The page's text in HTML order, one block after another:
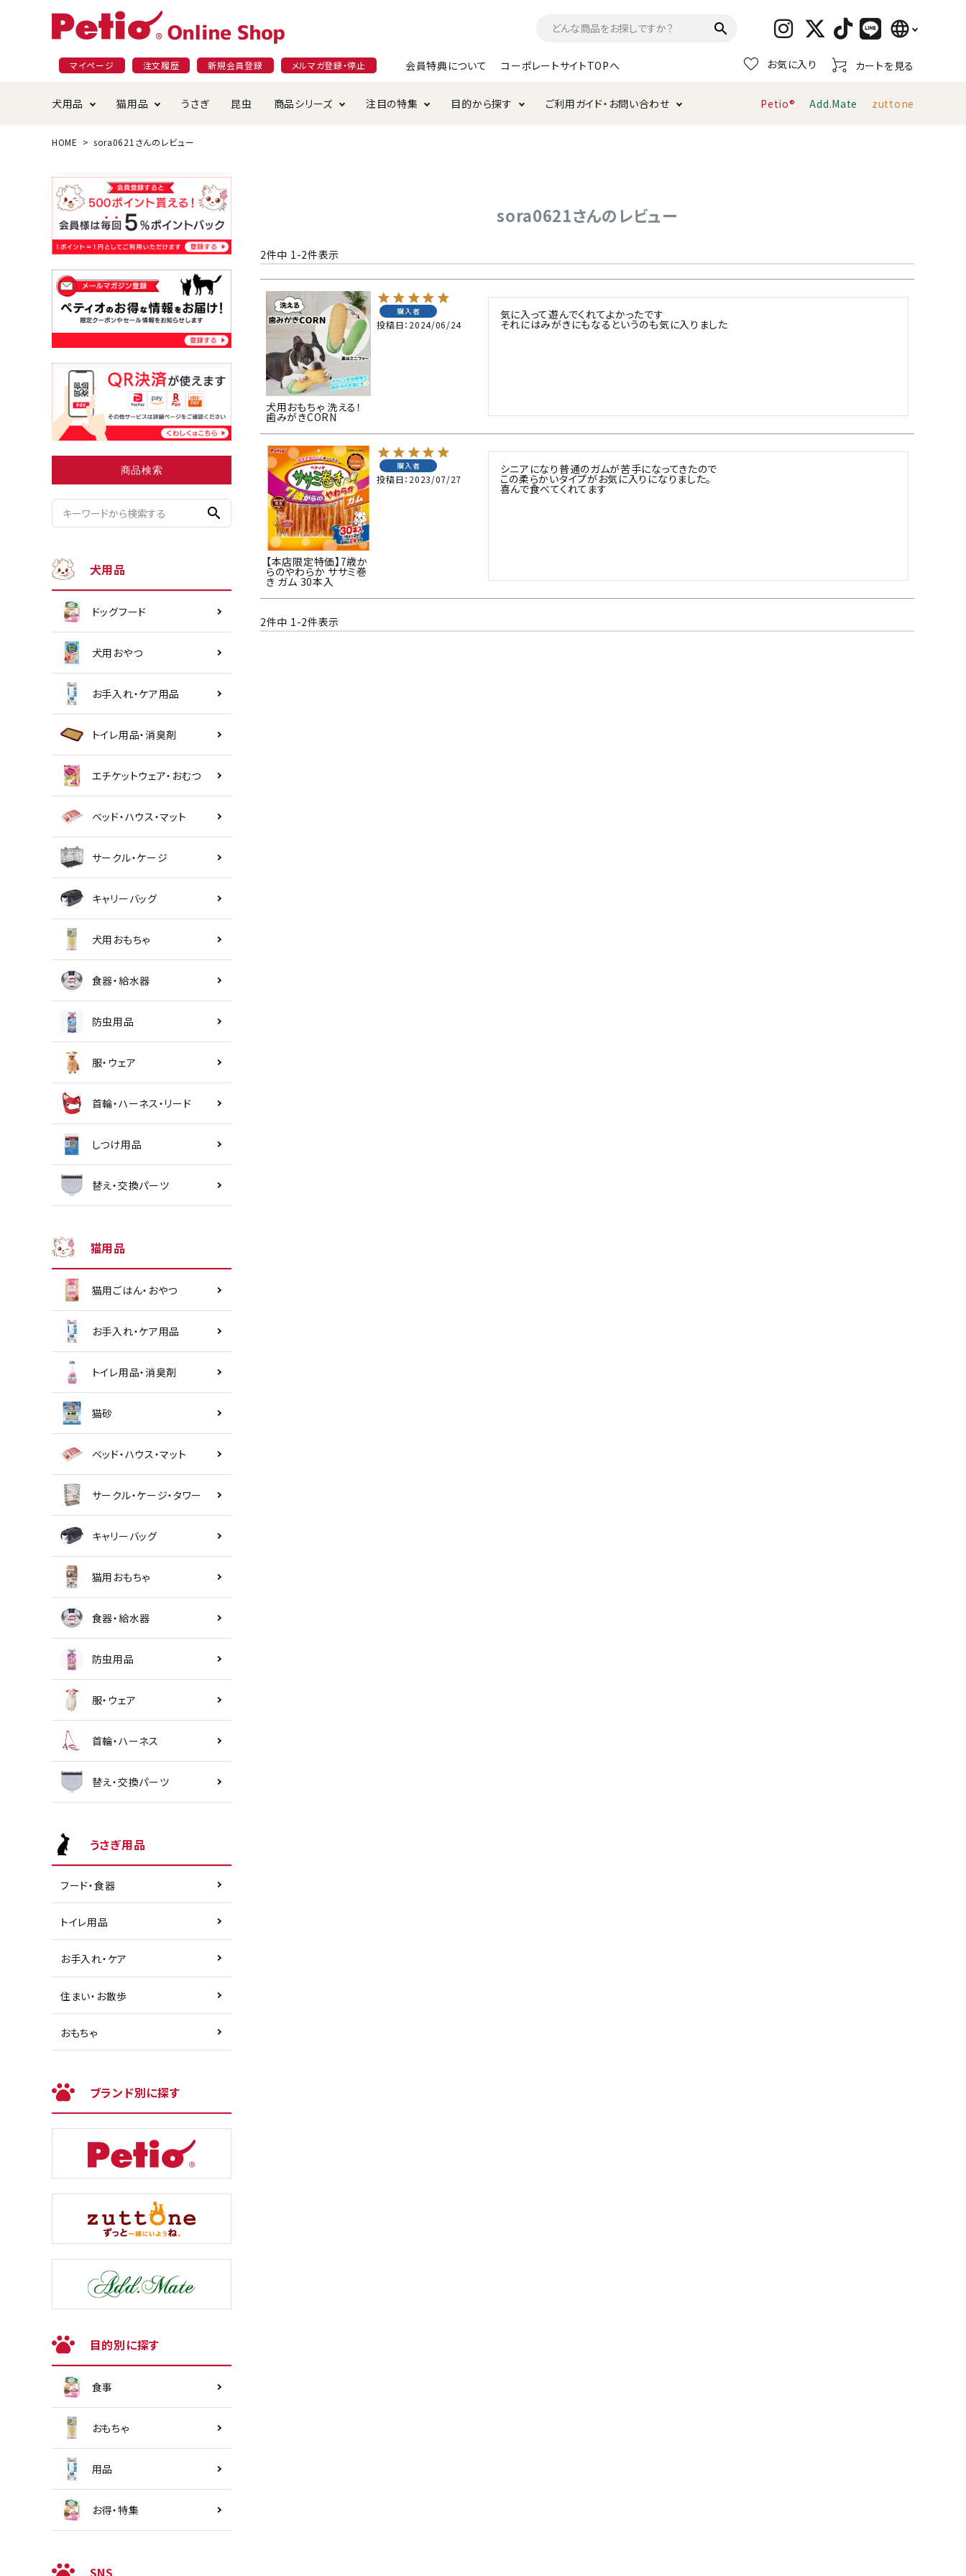
search language
日本語
English
マイページ 注文履歴 新規会員登録 メルマガ登録・停止 会員特典について コーポレートサイトTOPへ お気に入り カートを見る
犬用品
ペットシーツ
おもちゃ
首輪・ハーネス・リード しつけ用品 替え・交換パーツ
猫用品
ベッド・ハウス・マット
食器・給水器
替え・交換パーツ
うさぎ 昆虫 商品シリーズ 注目の特集 目的から探す
国産フード&おやつ特集
じゃらして遊ぶ 引っ張って遊ぶ
アパレル またたび・元気草 夜のお散歩
小型犬にオススメ ダイエット中にオススメ
ご利用ガイド・お問い合わせ
返品・交換について
Petio® Add.Mate zuttone
HOME sora0621さんのレビュー
商品検索
search
犬用品
ドッグフード
犬用おやつ
お手入れ・ケア用品
トイレ用品・消臭剤
エチケットウェア・おむつ
ベッド・ハウス・マット
サークル・ケージ
キャリーバッグ
犬用おもちゃ
食器・給水器
防虫用品
服・ウェア
首輪・ハーネス・リード
しつけ用品
替え・交換パーツ
猫用品
猫用ごはん・おやつ
お手入れ・ケア用品
トイレ用品・消臭剤
猫砂
ベッド・ハウス・マット
サークル・ケージ・タワー
キャリーバッグ
猫用おもちゃ
食器・給水器
防虫用品
服・ウェア
首輪・ハーネス
替え・交換パーツ
うさぎ用品
フード・食器
トイレ用品
お手入れ・ケア
住まい・お散歩
おもちゃ
ブランド別に探す
目的別に探す
食事
おもちゃ
用品
お得・特集
SNS
sora0621さんのレビュー
2件中 1 -2件表示
犬用おもちゃ 洗える！
歯みがきCORN
購入者
投稿日 2024/06/24
気に入って遊んでくれてよかったです
それにはみがきにもなるというのも気に入りました
【本店限定特価】7歳か
らのやわらか ササミ巻
き ガム 30本入
購入者
投稿日 2023/07/27
シニアになり普通のガムが苦手になってきたので
この柔らかいタイプがお気に入りになりました。
喜んで食べてくれてます
2件中 1-2件表示